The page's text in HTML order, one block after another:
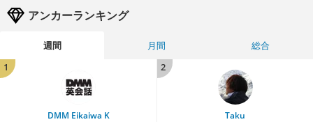
アンカーランキング
週間 月間
総合
1
DMM Eikaiwa K
2
Taku